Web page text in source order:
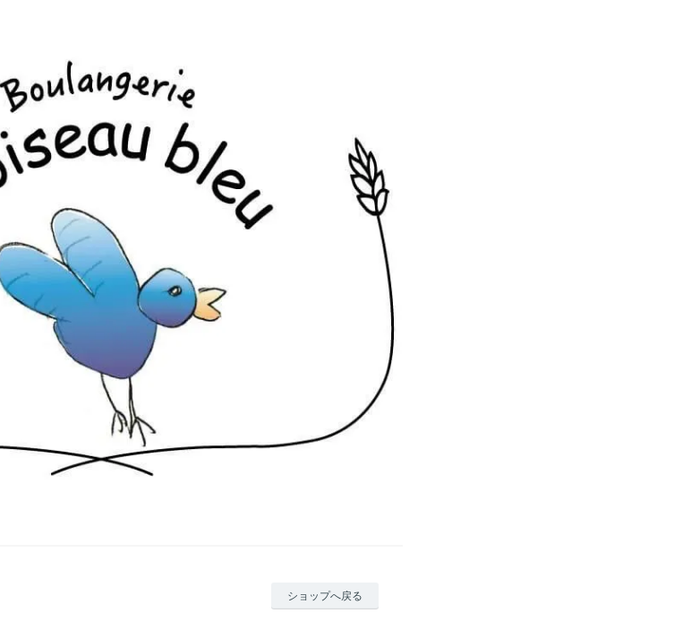
ショップへ戻る